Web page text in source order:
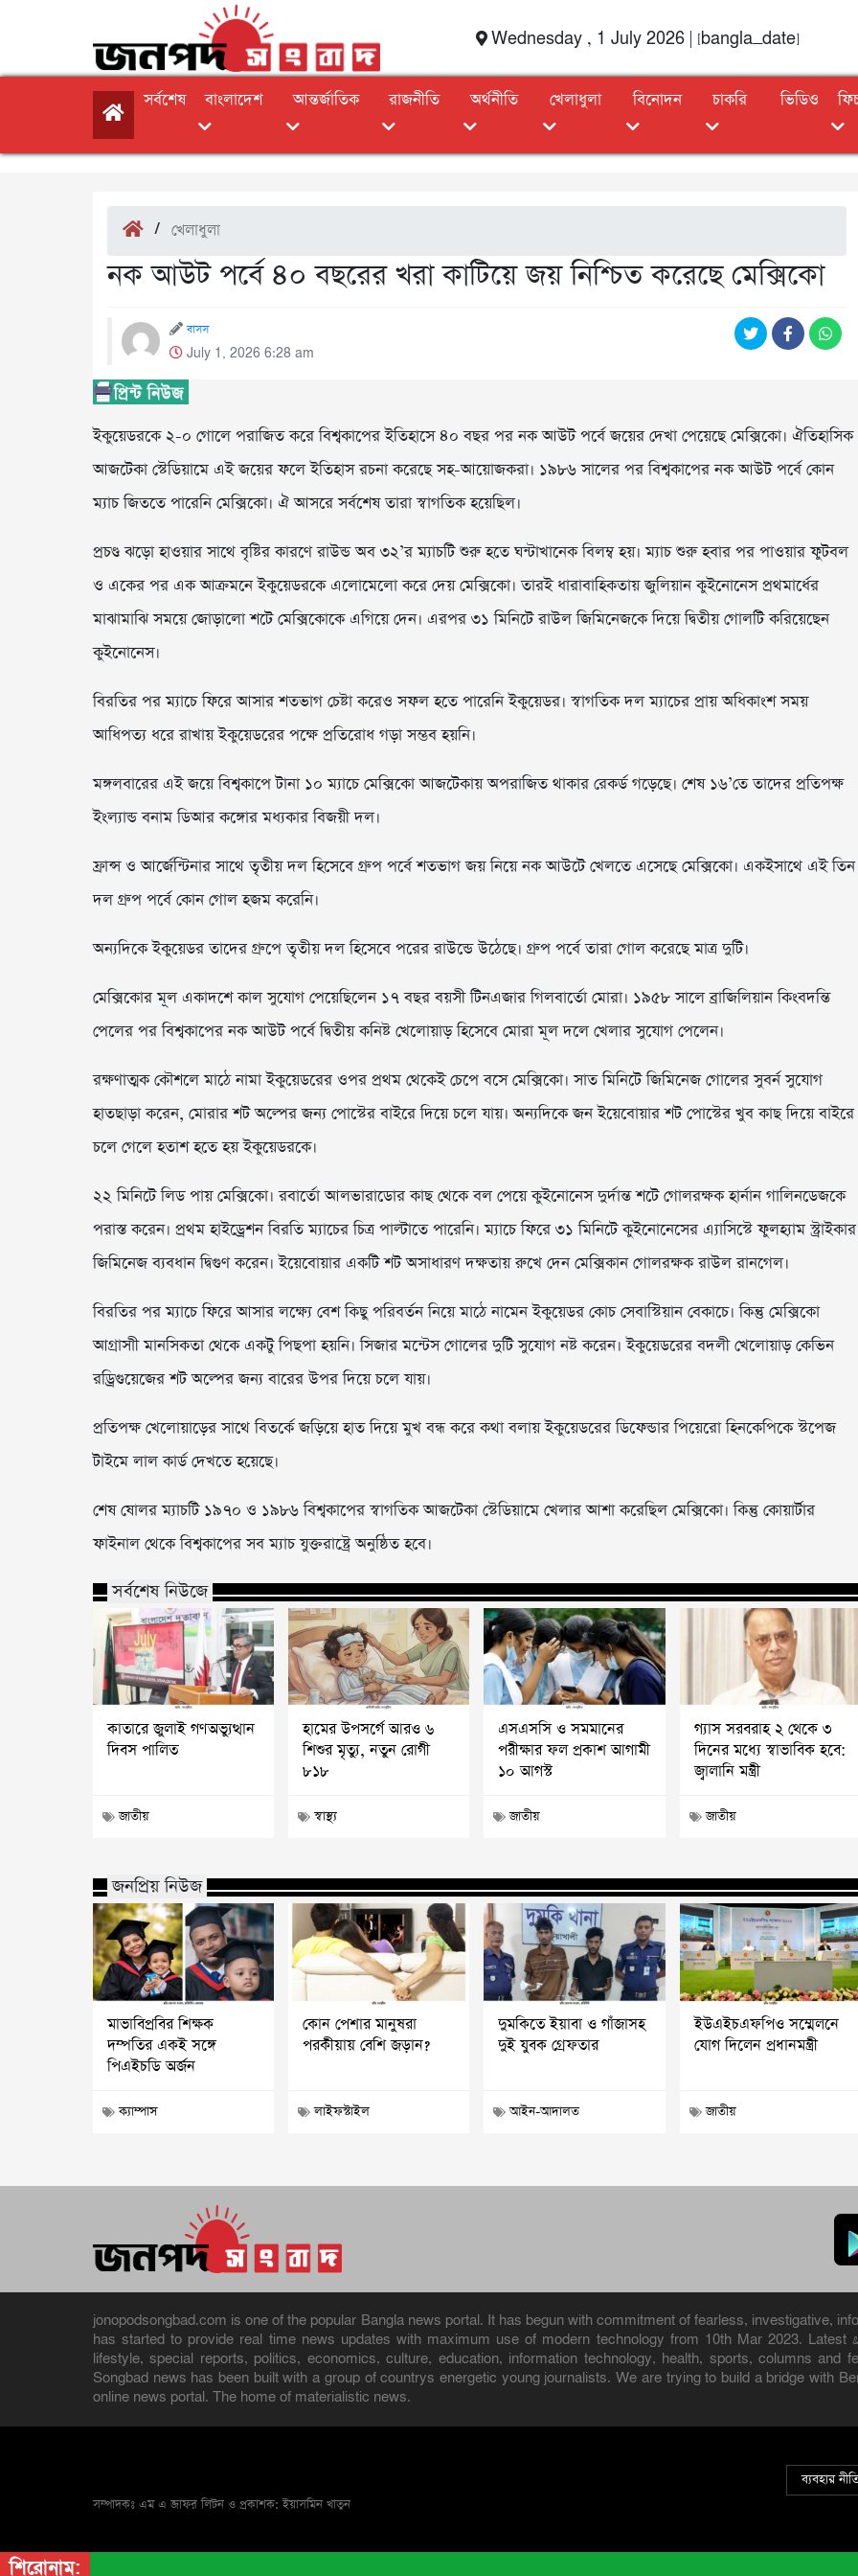
Wednesday , 1 July 2026 | [bangla_date]
সর্বশেষ বাংলাদেশ আন্তর্জাতিক রাজনীতি অর্থনীতি খেলাধুলা বিনোদন চাকরি ভিডিও
/ খেলাধুলা
নক আউট পর্বে ৪০ বছরের খরা কাটিয়ে জয় নিশ্চিত করেছে মেক্সিকো
বাসস
July 1, 2026 6:28 am
ইকুয়েডরকে ২-০ গোলে পরাজিত করে বিশ্বকাপের ইতিহাসে ৪০ বছর পর নক আউট পর্বে জয়ের দেখা পেয়েছে মেক্সিকো। ঐতিহাসিক
আজটেকা স্টেডিয়ামে এই জয়ের ফলে ইতিহাস রচনা করেছে সহ-আয়োজকরা। ১৯৮৬ সালের পর বিশ্বকাপের নক আউট পর্বে কোন
ম্যাচ জিততে পারেনি মেক্সিকো। ঐ আসরে সর্বশেষ তারা স্বাগতিক হয়েছিল।
প্রচণ্ড ঝড়ো হাওয়ার সাথে বৃষ্টির কারণে রাউন্ড অব ৩২’র ম্যাচটি শুরু হতে ঘন্টাখানেক বিলম্ব হয়। ম্যাচ শুরু হবার পর পাওয়ার ফুটবল
ও একের পর এক আক্রমনে ইকুয়েডরকে এলোমেলো করে দেয় মেক্সিকো। তারই ধারাবাহিকতায় জুলিয়ান কুইনোনেস প্রথমার্ধের
মাঝামাঝি সময়ে জোড়ালো শটে মেক্সিকোকে এগিয়ে দেন। এরপর ৩১ মিনিটে রাউল জিমিনেজকে দিয়ে দ্বিতীয় গোলটি করিয়েছেন
কুইনোনেস।
বিরতির পর ম্যাচে ফিরে আসার শতভাগ চেষ্টা করেও সফল হতে পারেনি ইকুয়েডর। স্বাগতিক দল ম্যাচের প্রায় অধিকাংশ সময়
আধিপত্য ধরে রাখায় ইকুয়েডরের পক্ষে প্রতিরোধ গড়া সম্ভব হয়নি।
মঙ্গলবারের এই জয়ে বিশ্বকাপে টানা ১০ ম্যাচে মেক্সিকো আজটেকায় অপরাজিত থাকার রেকর্ড গড়েছে। শেষ ১৬’তে তাদের প্রতিপক্ষ
ইংল্যান্ড বনাম ডিআর কঙ্গোর মধ্যকার বিজয়ী দল।
ফ্রান্স ও আর্জেন্টিনার সাথে তৃতীয় দল হিসেবে গ্রুপ পর্বে শতভাগ জয় নিয়ে নক আউটে খেলতে এসেছে মেক্সিকো। একইসাথে এই তিন
দল গ্রুপ পর্বে কোন গোল হজম করেনি।
অন্যদিকে ইকুয়েডর তাদের গ্রুপে তৃতীয় দল হিসেবে পরের রাউন্ডে উঠেছে। গ্রুপ পর্বে তারা গোল করেছে মাত্র দুটি।
মেক্সিকোর মূল একাদশে কাল সুযোগ পেয়েছিলেন ১৭ বছর বয়সী টিনএজার গিলবার্তো মোরা। ১৯৫৮ সালে ব্রাজিলিয়ান কিংবদন্তি
পেলের পর বিশ্বকাপের নক আউট পর্বে দ্বিতীয় কনিষ্ট খেলোয়াড় হিসেবে মোরা মূল দলে খেলার সুযোগ পেলেন।
রক্ষণাত্মক কৌশলে মাঠে নামা ইকুয়েডরের ওপর প্রথম থেকেই চেপে বসে মেক্সিকো। সাত মিনিটে জিমিনেজ গোলের সুবর্ন সুযোগ
হাতছাড়া করেন, মোরার শট অল্পের জন্য পোস্টের বাইরে দিয়ে চলে যায়। অন্যদিকে জন ইয়েবোয়ার শট পোস্টের খুব কাছ দিয়ে বাইরে
চলে গেলে হতাশ হতে হয় ইকুয়েডরকে।
২২ মিনিটে লিড পায় মেক্সিকো। রবার্তো আলভারাডোর কাছ থেকে বল পেয়ে কুইনোনেস দুর্দান্ত শটে গোলরক্ষক হার্নান গালিনডেজকে
পরাস্ত করেন। প্রথম হাইড্রেশন বিরতি ম্যাচের চিত্র পাল্টাতে পারেনি। ম্যাচে ফিরে ৩১ মিনিটে কুইনোনেসের এ্যাসিস্টে ফুলহ্যাম স্ট্রাইকার
জিমিনেজ ব্যবধান দ্বিগুণ করেন। ইয়েবোয়ার একটি শট অসাধারণ দক্ষতায় রুখে দেন মেক্সিকান গোলরক্ষক রাউল রানগেল।
বিরতির পর ম্যাচে ফিরে আসার লক্ষ্যে বেশ কিছু পরিবর্তন নিয়ে মাঠে নামেন ইকুয়েডর কোচ সেবাস্টিয়ান বেকাচে। কিন্তু মেক্সিকো
আগ্রাসাী মানসিকতা থেকে একটু পিছপা হয়নি। সিজার মন্টেস গোলের দুটি সুযোগ নষ্ট করেন। ইকুয়েডরের বদলী খেলোয়াড় কেভিন
রড্রিগুয়েজের শট অল্পের জন্য বারের উপর দিয়ে চলে যায়।
প্রতিপক্ষ খেলোয়াড়ের সাথে বিতর্কে জড়িয়ে হাত দিয়ে মুখ বন্ধ করে কথা বলায় ইকুয়েডরের ডিফেন্ডার পিয়েরো হিনকেপিকে স্টপেজ
টাইমে লাল কার্ড দেখতে হয়েছে।
শেষ ষোলর ম্যাচটি ১৯৭০ ও ১৯৮৬ বিশ্বকাপের স্বাগতিক আজটেকা স্টেডিয়ামে খেলার আশা করেছিল মেক্সিকো। কিন্তু কোয়ার্টার
ফাইনাল থেকে বিশ্বকাপের সব ম্যাচ যুক্তরাষ্ট্রে অনুষ্ঠিত হবে।
সর্বশেষ নিউজে
কাতারে জুলাই গণঅভ্যুত্থান
দিবস পালিত
জাতীয়
হামের উপসর্গে আরও ৬
শিশুর মৃত্যু, নতুন রোগী
৮১৮
স্বাস্থ্য
এসএসসি ও সমমানের
পরীক্ষার ফল প্রকাশ আগামী
১০ আগস্ট
জাতীয়
গ্যাস সরবরাহ ২ থেকে ৩
দিনের মধ্যে স্বাভাবিক হবে:
জ্বালানি মন্ত্রী
জাতীয়
জনপ্রিয় নিউজ
মাভাবিপ্রবির শিক্ষক
দম্পতির একই সঙ্গে
পিএইচডি অর্জন
ক্যাম্পাস
কোন পেশার মানুষরা
পরকীয়ায় বেশি জড়ান?
লাইফস্টাইল
দুমকিতে ইয়াবা ও গাঁজাসহ
দুই যুবক গ্রেফতার
আইন-আদালত
ইউএইচএফপিও সম্মেলনে
যোগ দিলেন প্রধানমন্ত্রী
জাতীয়
jonopodsongbad.com is one of the popular Bangla news portal. It has begun with commitment of fearless, investigative,
has started to provide real time news updates with maximum use of modern technology from 10th Mar 2023. Latest
lifestyle, special reports, politics, economics, culture, education, information technology, health, sports, columns and
Songbad news has been built with a group of countrys energetic young journalists. We are trying to build a bridge with
online news portal. The home of materialistic news.
সম্পাদকঃ এম এ জাফর লিটন ও প্রকাশক: ইয়াসমিন খাতুন
ব্যবহার
শিরোনাম: